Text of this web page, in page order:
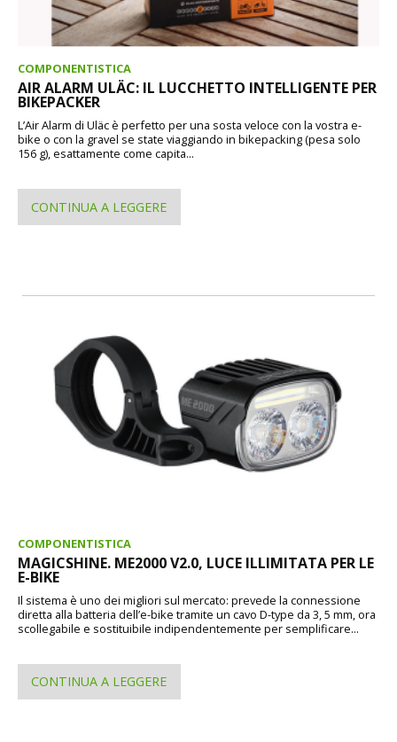
COMPONENTISTICA
AIR ALARM ULÄC: IL LUCCHETTO INTELLIGENTE PER
BIKEPACKER
L’Air Alarm di Uläc è perfetto per una sosta veloce con la vostra e-
bike o con la gravel se state viaggiando in bikepacking (pesa solo
156 g), esattamente come capita...
CONTINUA A LEGGERE
COMPONENTISTICA
MAGICSHINE. ME2000 V2.0, LUCE ILLIMITATA PER LE
E-BIKE
Il sistema è uno dei migliori sul mercato: prevede la connessione
diretta alla batteria dell’e-bike tramite un cavo D-type da 3, 5 mm, ora
scollegabile e sostituibile indipendentemente per semplificare...
CONTINUA A LEGGERE